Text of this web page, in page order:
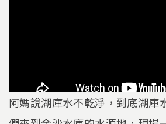
阿媽說湖庫水不乾淨，到底湖庫